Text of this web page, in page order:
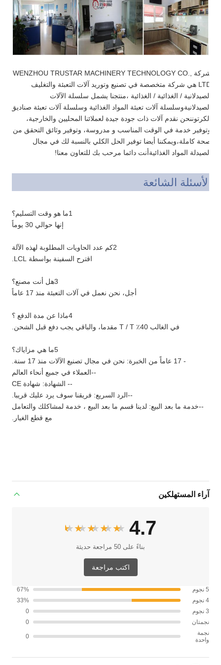
شركة WENZHOU TRUSTAR MACHINERY TECHNOLOGY CO.,
LTD هي شركة متخصصة في تصنيع وتوريد آلات التعبئة والتغليف
الصيدلانية / الغذائية / الغذائية ،منتجنا يشمل سلسلة الآلات
الصيدلانيةوسلسلة آلات تعبئة المواد الغذائية وسلسلة آلات تعبئة صناديق
الكرتوننحن نقدم آلات ذات جودة جيدة لعملائنا المحليين والخارجية،
وتوفير خدمة في الوقت المناسب و مدروسة، وتوفير وثائق التحقق من
صحة كاملة،ويمكننا أيضا توفير الحل الكلي بالنسبة لك في مجال
الصيدلة المواد الغذائيةأنت دائما مرحب بك للتعاون معنا!
الأسئلة الشائعة
1ما هو وقت التسليم؟
إنها حوالي 30 يوماً
2كم عدد الحاويات المطلوبة لهذه الآلة
اقترح السفينة بواسطة LCL.
3هل أنت مصنع؟
أجل، نحن نعمل في آلات التعبئة منذ 17 عاماً
4ماذا عن مدة الدفع ؟
في الغالب 40٪ T / T مقدما، والباقي يجب دفع قبل الشحن.
5ما هي مزاياك؟
- 17 عاماً من الخبرة: نحن في مجال تصنيع الآلات منذ 17 سنة.
--العملاء في جميع أنحاء العالم
-- الشهادة: شهادة CE
--الرد السريع: فريقنا سوف يرد عليك قريبا.
--خدمة ما بعد البيع: لدينا قسم ما بعد البيع ، خدمة لمشاكلك والتعامل
مع قطع الغيار.
آراء المستهلكين
4.7
★★★★★
★★★★★
بناءً على 50 مراجعة حديثة
اكتب مراجعة
5 نجوم
67%
4 نجوم
33%
3 نجوم
0
نجمتان
0
نجمة
واحدة
0